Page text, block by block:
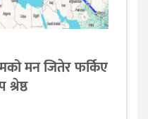
मन जितेर फर्किए